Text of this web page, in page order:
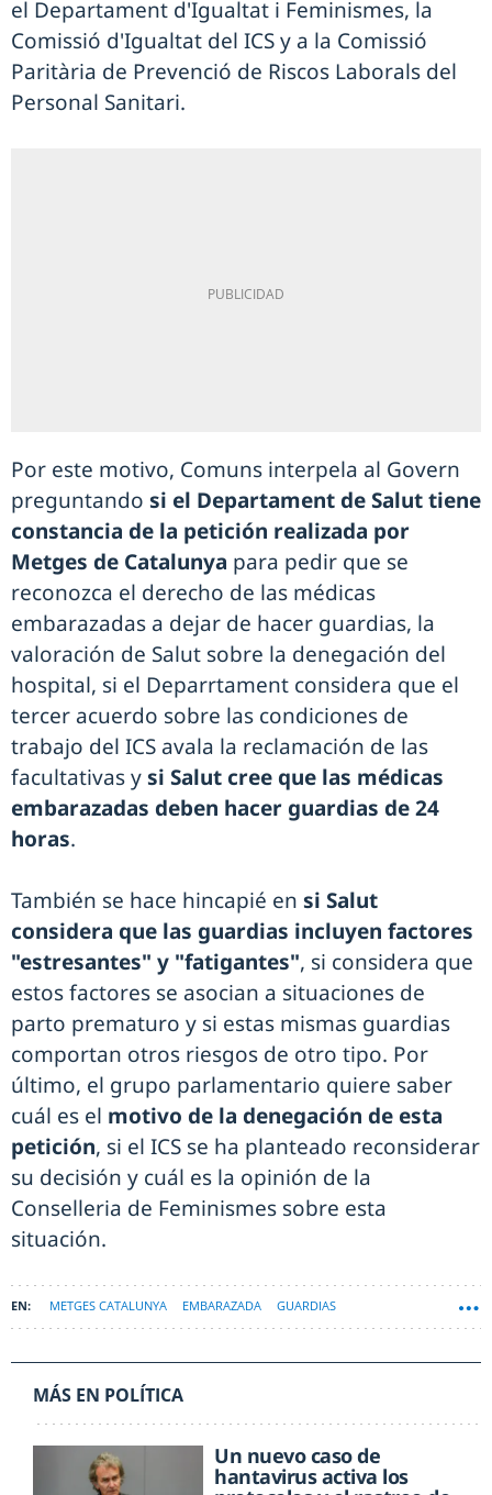
el Departament d'Igualtat i Feminismes, la
Comissió d'Igualtat del ICS y a la Comissió
Paritària de Prevenció de Riscos Laborals del
Personal Sanitari.
Por este motivo, Comuns interpela al Govern
preguntando si el Departament de Salut tiene
constancia de la petición realizada por
Metges de Catalunya para pedir que se
reconozca el derecho de las médicas
embarazadas a dejar de hacer guardias, la
valoración de Salut sobre la denegación del
hospital, si el Deparrtament considera que el
tercer acuerdo sobre las condiciones de
trabajo del ICS avala la reclamación de las
facultativas ysi Salut cree que las médicas
embarazadas deben hacer guardias de 24
horas.
También se hace hincapié en si Salut
considera que las guardias incluyen factores
"estresantes" y "fatigantes", si considera que
estos factores se asocian a situaciones de
parto prematuro y si estas mismas guardias
comportan otros riesgos de otro tipo. Por
último, el grupo parlamentario quiere saber
cuál es el motivo de la denegación de esta
petición, si el ICS se ha planteado reconsiderar
su decisión y cuál es la opinión de la
Conselleria de Feminismes sobre esta
situación.
METGES CATALUNYA EMBARAZADA GUARDIAS
MÁS EN POLÍTICA
Un nuevo caso de
hantavirus activa los